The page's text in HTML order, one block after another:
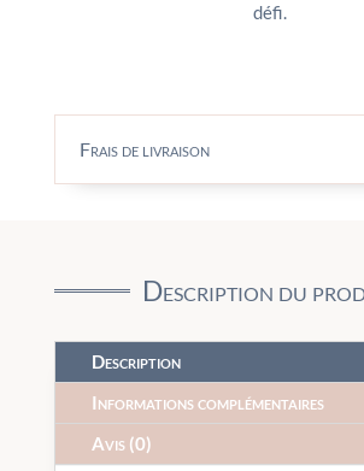
défi.
Frais de livraison
Description du
Description
Informations complémentaires
Avis (0)